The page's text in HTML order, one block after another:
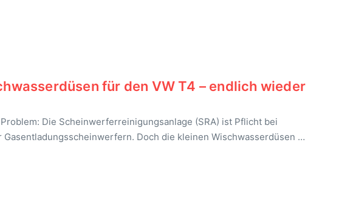
für den VW T4 – endlich wieder
Die Scheinwerferreinigungsanlage (SRA) ist Pflicht bei
Gasentladungsscheinwerfern. Doch die kleinen Wischwasserdüsen …